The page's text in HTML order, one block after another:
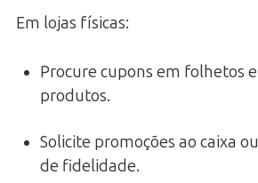
Em lojas físicas:
Procure cupons em folhetos
produtos.
Solicite promoções ao caixa
de fidelidade.